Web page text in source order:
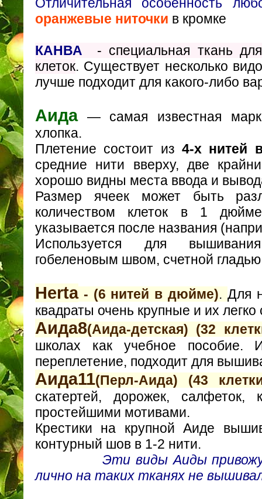
Отличительная особенность
оранжевые ниточки в кромке
КАНВА
- специальная ткань
клеток. Существует несколько
лучше подходит для какого-либо
Аида— самая известная
хлопка.
Плетение состоит из4-х нитей
средние нити вверху, две
хорошо видны места ввода и
Размер ячеек может быть
количеством клеток в 1
указывается после названия
Используется для
гобеленовым швом, счетной
Herta- (6 нитей в дюйме). Для
квадраты очень крупные и их легко
Aида8(Аида-детская) (32
школах как учебное пособие.
переплетение, подходит для
Aида11(Перл-Аида) (43
скатертей, дорожек,
простейшими мотивами.
Крестики на крупной Аиде
контурный шов в 1-2 нити.
Эти виды Аиды привожу
лично на таких тканях не